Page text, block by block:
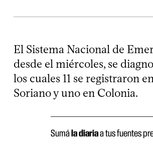
El Sistema Nacional de
desde el miércoles, se
los cuales 11 se registraron
Soriano y uno en Colonia.
Sumála diariaa tus fuentes